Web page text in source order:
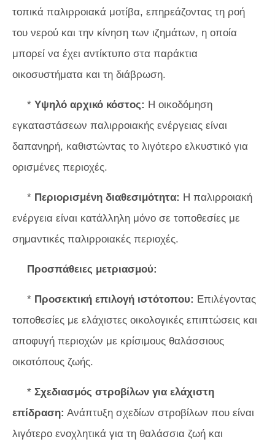
τοπικά παλιρροιακά μοτίβα, επηρεάζοντας τη ροή
του νερού και την κίνηση των ιζημάτων, η οποία
μπορεί να έχει αντίκτυπο στα παράκτια
οικοσυστήματα και τη διάβρωση.
* Υψηλό αρχικό κόστος: Η οικοδόμηση
εγκαταστάσεων παλιρροιακής ενέργειας είναι
δαπανηρή, καθιστώντας το λιγότερο ελκυστικό για
ορισμένες περιοχές.
* Περιορισμένη διαθεσιμότητα: Η παλιρροιακή
ενέργεια είναι κατάλληλη μόνο σε τοποθεσίες με
σημαντικές παλιρροιακές περιοχές.
Προσπάθειες μετριασμού:
* Προσεκτική επιλογή ιστότοπου: Επιλέγοντας
τοποθεσίες με ελάχιστες οικολογικές επιπτώσεις και
αποφυγή περιοχών με κρίσιμους θαλάσσιους
οικοτόπους ζωής.
* Σχεδιασμός στροβίλων για ελάχιστη
επίδραση: Ανάπτυξη σχεδίων στροβίλων που είναι
λιγότερο ενοχλητικά για τη θαλάσσια ζωή και